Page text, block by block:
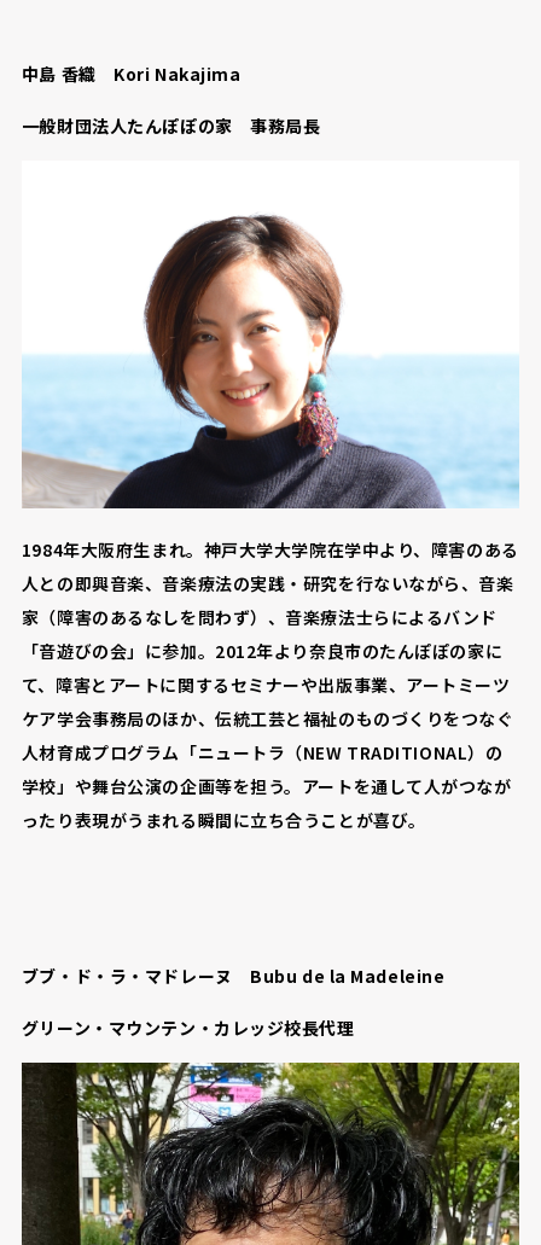
中島 香織 Kori Nakajima
一般財団法人たんぽぽの家 事務局長
1984年大阪府生まれ。神戸大学大学院在学中より、障害のある
人との即興音楽、音楽療法の実践・研究を行ないながら、音楽
家（障害のあるなしを問わず）、音楽療法士らによるバンド
「音遊びの会」に参加。2012年より奈良市のたんぽぽの家に
て、障害とアートに関するセミナーや出版事業、アートミーツ
ケア学会事務局のほか、伝統工芸と福祉のものづくりをつなぐ
人材育成プログラム「ニュートラ（NEW TRADITIONAL）の
学校」や舞台公演の企画等を担う。アートを通して人がつなが
ったり表現がうまれる瞬間に立ち合うことが喜び。
ブブ・ド・ラ・マドレーヌ Bubu de la Madeleine
グリーン・マウンテン・カレッジ校長代理